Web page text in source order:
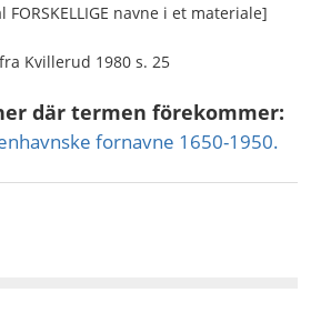
navne i et materiale]
Kvillerud 1980 s. 25
där termen förekommer:
fornavne 1650-1950.